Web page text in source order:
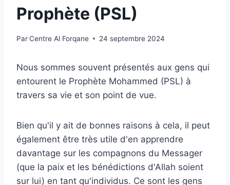
Prophète (PSL)
ParCentre Al Forqane 24 septembre 2024
Nous sommes souvent présentés aux gens qui
entourent le Prophète Mohammed (PSL) à
travers sa vie et son point de vue.
Bien qu'il y ait de bonnes raisons à cela, il peut
également être très utile d'en apprendre
davantage sur les compagnons du Messager
(que la paix et les bénédictions d'Allah soient
sur lui) en tant qu'individus. Ce sont les gens